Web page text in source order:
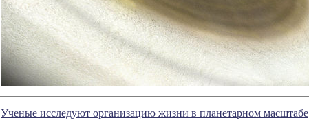
Ученые исследуют организацию жизни в планетарном масштабе